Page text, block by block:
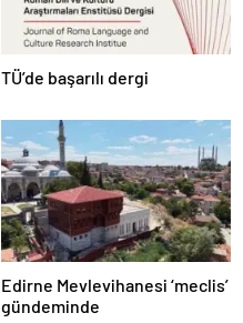
TÜ’de başarılı dergi
Edirne Mevlevihanesi ‘meclis’
gündeminde